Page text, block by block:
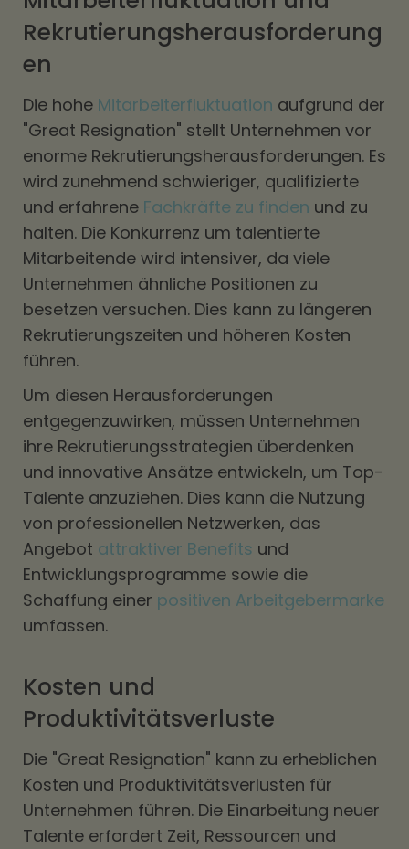
Rekrutierungsherausforderung
en
Die hohe Mitarbeiterfluktuation aufgrund der
"Great Resignation" stellt Unternehmen vor
enorme Rekrutierungsherausforderungen. Es
wird zunehmend schwieriger, qualifizierte
und erfahrene Fachkräfte zu finden und zu
halten. Die Konkurrenz um talentierte
Mitarbeitende wird intensiver, da viele
Unternehmen ähnliche Positionen zu
besetzen versuchen. Dies kann zu längeren
Rekrutierungszeiten und höheren Kosten
führen.
Um diesen Herausforderungen
entgegenzuwirken, müssen Unternehmen
ihre Rekrutierungsstrategien überdenken
und innovative Ansätze entwickeln, um Top-
Talente anzuziehen. Dies kann die Nutzung
von professionellen Netzwerken, das
Angebot attraktiver Benefits und
Entwicklungsprogramme sowie die
Schaffung einer positiven Arbeitgebermarke
umfassen.
Kosten und
Produktivitätsverluste
Die "Great Resignation" kann zu erheblichen
Kosten und Produktivitätsverlusten für
Unternehmen führen. Die Einarbeitung neuer
Talente erfordert Zeit, Ressourcen und